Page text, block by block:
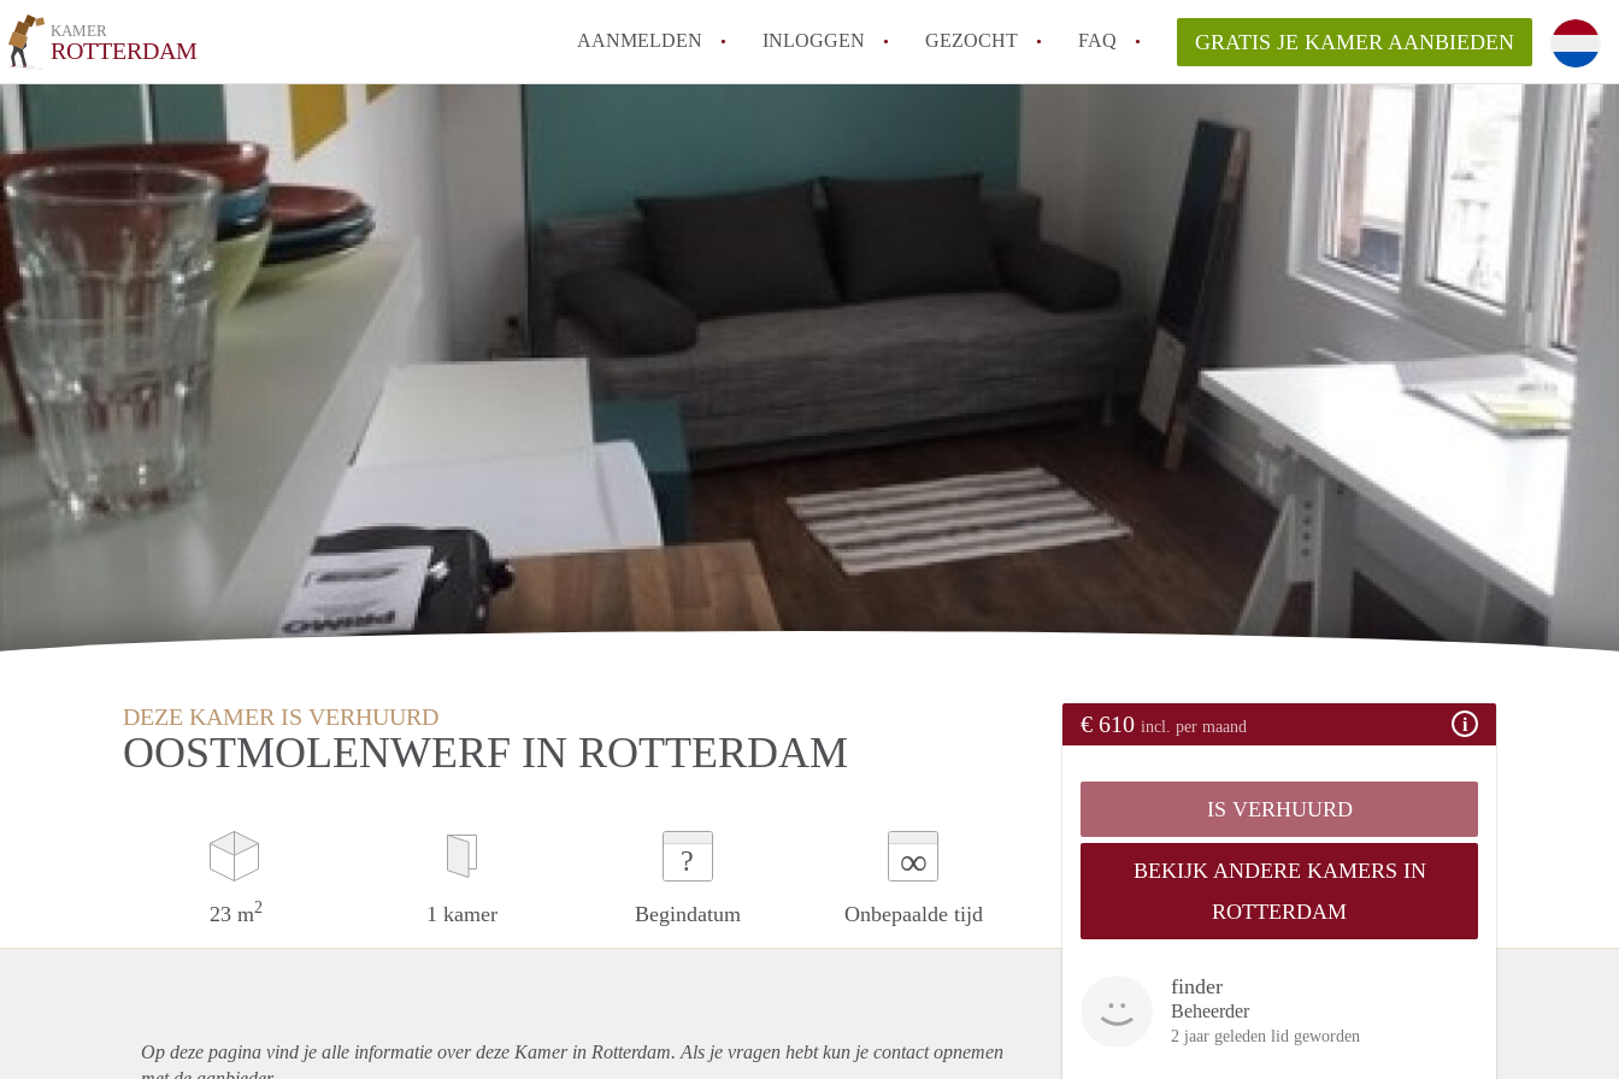
KAMER
ROTTERDAM AANMELDEN INLOGGEN GEZOCHT FAQ
Moet ik mij inschrijven bij de gemeente als ik een kamer huur in
Hoe groot is de kans dat ik snel een kamer vind?
Wat kost een studentenkamer gemiddeld in Rotterdam?
In welke wijken van Rotterdam kan ik het beste wonen als student?
Hoe vind ik een kamer in Rotterdam?
GRATIS JE KAMER AANBIEDEN
DEZE KAMER IS VERHUURD
OOSTMOLENWERF IN ROTTERDAM
23 m2 1 kamer
?
Begindatum
∞
Onbepaalde tijd
€ 610 incl. per maand
IS VERHUURD
BEKIJK ANDERE KAMERS IN
ROTTERDAM
finder
Beheerder
2 jaar geleden lid geworden
Op deze pagina vind je alle informatie over deze Kamer in Rotterdam. Als je vragen hebt kun je contact opnemen